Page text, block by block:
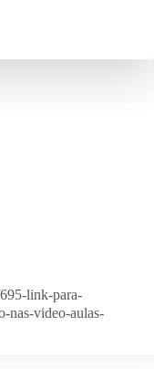
link-para-
nas-video-aulas-